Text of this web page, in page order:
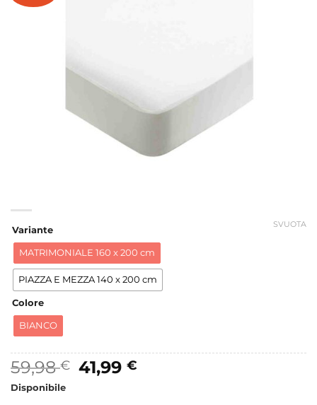
Variante
MATRIMONIALE 160 x 200 cm
PIAZZA E MEZZA 140 x 200 cm
Colore
BIANCO
SVUOTA
Il
prezzo
originale
59,98€ Il
prezzo
41,99€
Disponibile